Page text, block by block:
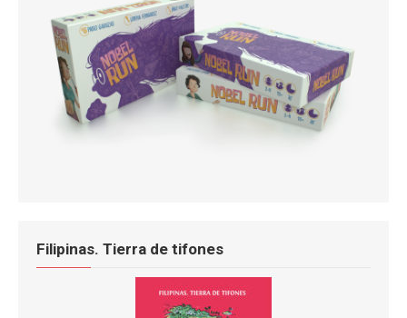
Filipinas. Tierra de tifones